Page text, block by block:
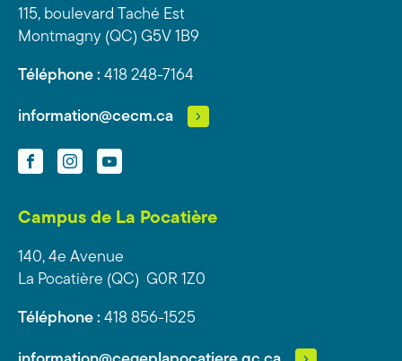
115, boulevard Taché Est
Montmagny (QC) G5V 1B9
Téléphone : 418 248-7164
information@cecm.ca
FacebookInstagramYouTube
Campus de La Pocatière
140, 4e Avenue
La Pocatière (QC) G0R 1Z0
Téléphone : 418 856-1525